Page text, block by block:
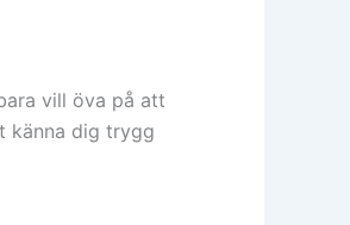
vill öva på att
känna dig trygg